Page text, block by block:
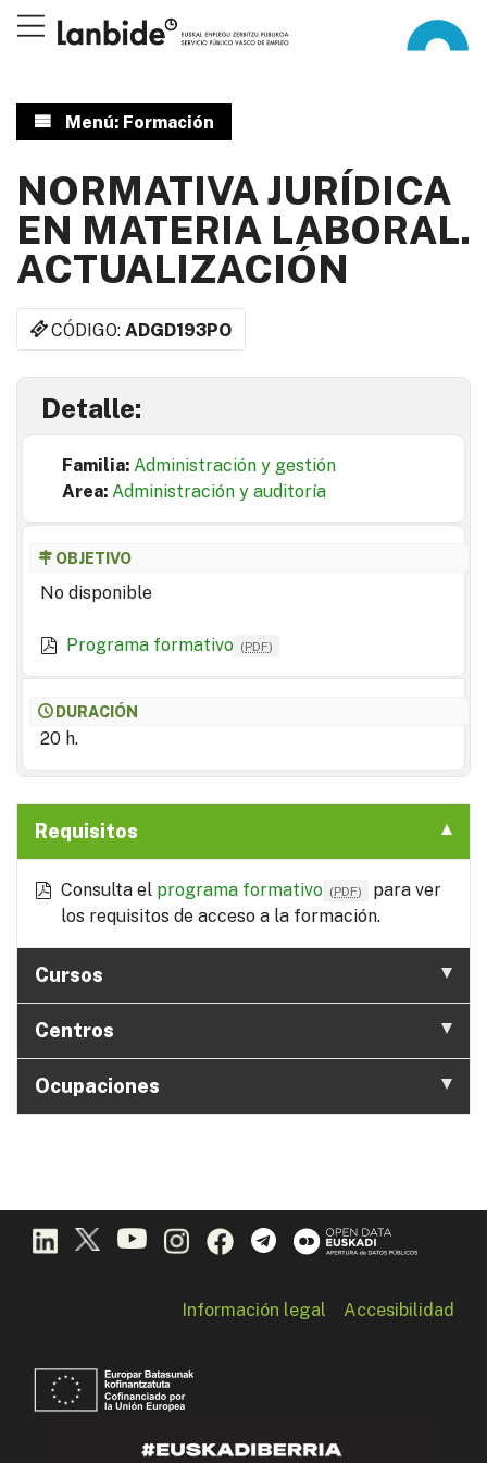
Menú: Formación
NORMATIVA JURÍDICA
EN MATERIA LABORAL.
ACTUALIZACIÓN
CÓDIGO:ADGD193PO
Detalle:
Familia: Administración y gestión
Area: Administración y auditoría
OBJETIVO
No disponible
Programa formativo (PDF)
DURACIÓN
20 h.
Requisitos
Consulta el programa formativo (PDF)
para ver
los requisitos de acceso a la formación.
Cursos
Centros
Ocupaciones
Información legal Accesibilidad